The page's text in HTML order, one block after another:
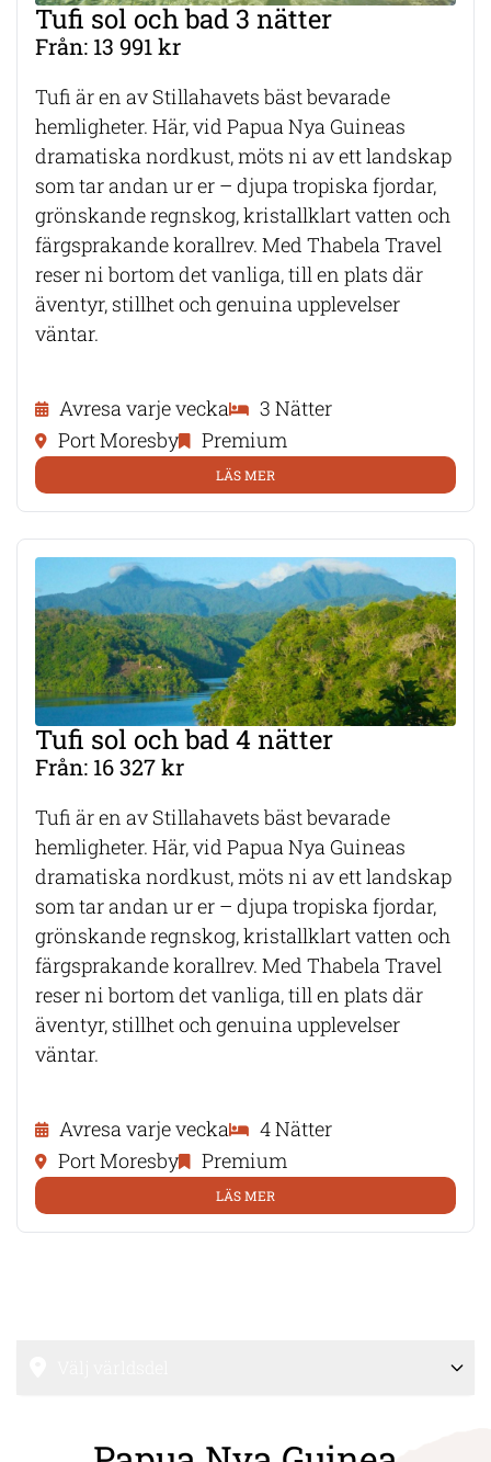
Tufi sol och bad 3 nätter
Från: 13 991 kr
Tufi är en av Stillahavets bäst bevarade
hemligheter. Här, vid Papua Nya Guineas
dramatiska nordkust, möts ni av ett landskap
som tar andan ur er – djupa tropiska fjordar,
grönskande regnskog, kristallklart vatten och
färgsprakande korallrev. Med Thabela Travel
reser ni bortom det vanliga, till en plats där
äventyr, stillhet och genuina upplevelser
väntar.
Avresa varje vecka
3 Nätter
Port Moresby
Premium
LÄS MER
Tufi sol och bad 4 nätter
Från: 16 327 kr
Tufi är en av Stillahavets bäst bevarade
hemligheter. Här, vid Papua Nya Guineas
dramatiska nordkust, möts ni av ett landskap
som tar andan ur er – djupa tropiska fjordar,
grönskande regnskog, kristallklart vatten och
färgsprakande korallrev. Med Thabela Travel
reser ni bortom det vanliga, till en plats där
äventyr, stillhet och genuina upplevelser
väntar.
Avresa varje vecka
4 Nätter
Port Moresby
Premium
LÄS MER